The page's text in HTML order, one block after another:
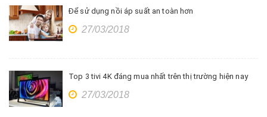
Để sử dụng nồi áp suất an toàn hơn
27/03/2018
Top 3 tivi 4K đáng mua nhất trên thị trường hiện nay
27/03/2018